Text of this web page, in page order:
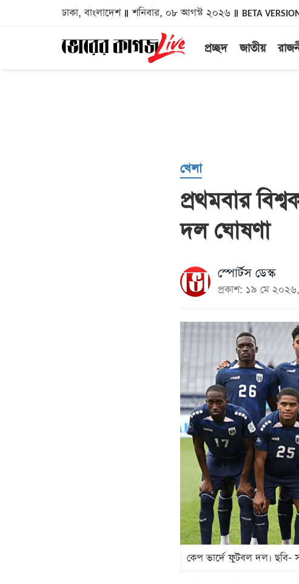
ঢাকা, বাংলাদেশ শনিবার, ০৮ আগস্ট ২০২৬ BETA
প্রচ্ছদ জাতীয়
খেলা
প্রথমবার
দল ঘোষণা
স্পোর্টস ডেস্ক
প্রকাশ: ১৯ মে
কেপ ভার্দে ফুটবল দল। ছবি-